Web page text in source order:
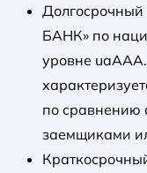
БАНК» по
уровне
по сравнению
заемщиками